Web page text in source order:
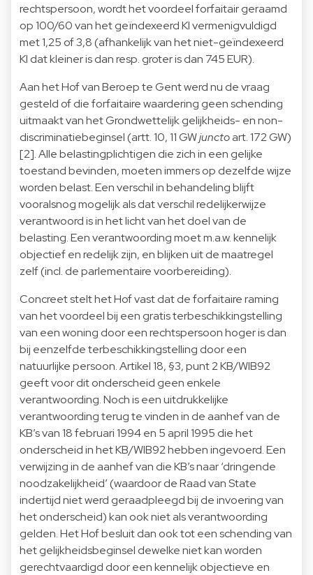
rechtspersoon, wordt het voordeel forfaitair geraamd
op 100/60 van het geïndexeerd KI vermenigvuldigd
met 1,25 of 3,8 (afhankelijk van het niet-geïndexeerd
KI dat kleiner is dan resp. groter is dan 745 EUR).
Aan het Hof van Beroep te Gent werd nu de vraag
gesteld of die forfaitaire waardering geen schending
uitmaakt van het Grondwettelijk gelijkheids- en non-
discriminatiebeginsel (artt. 10, 11 GWjunctoart. 172 GW)
[2]. Alle belastingplichtigen die zich in een gelijke
toestand bevinden, moeten immers op dezelfde wijze
worden belast. Een verschil in behandeling blijft
vooralsnog mogelijk als dat verschil redelijkerwijze
verantwoord is in het licht van het doel van de
belasting. Een verantwoording moet m.a.w. kennelijk
objectief en redelijk zijn, en blijken uit de maatregel
zelf (incl. de parlementaire voorbereiding).
Concreet stelt het Hof vast dat de forfaitaire raming
van het voordeel bij een gratis terbeschikkingstelling
van een woning door een rechtspersoon hoger is dan
bij eenzelfde terbeschikkingstelling door een
natuurlijke persoon. Artikel 18, §3, punt 2 KB/WIB92
geeft voor dit onderscheid geen enkele
verantwoording. Noch is een uitdrukkelijke
verantwoording terug te vinden in de aanhef van de
KB’s van 18 februari 1994 en 5 april 1995 die het
onderscheid in het KB/WIB92 hebben ingevoerd. Een
verwijzing in de aanhef van die KB’s naar ‘dringende
noodzakelijkheid’ (waardoor de Raad van State
indertijd niet werd geraadpleegd bij de invoering van
het onderscheid) kan ook niet als verantwoording
gelden. Het Hof besluit dan ook tot een schending van
het gelijkheidsbeginsel dewelke niet kan worden
gerechtvaardigd door een kennelijk objectieve en